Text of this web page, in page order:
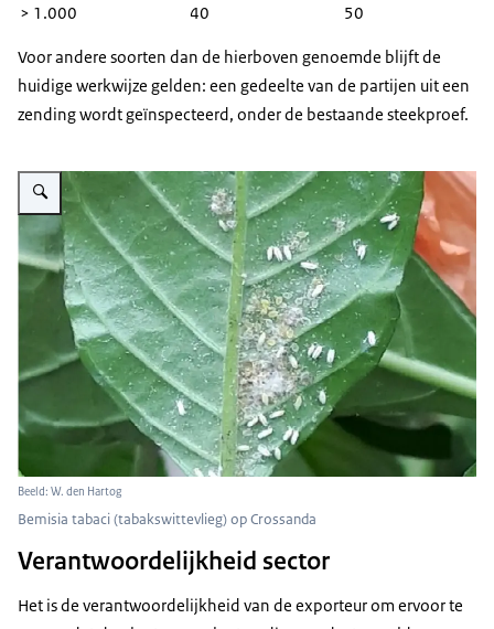
> 1.000
40 50
Voor andere soorten dan de hierboven genoemde blijft de
huidige werkwijze gelden: een gedeelte van de partijen uit een
zending wordt geïnspecteerd, onder de bestaande steekproef.
Vergroot afbeelding Bemisia tabaci (tabakswittevlieg) op Crossanda
Beeld: W. den Hartog
Bemisia tabaci (tabakswittevlieg) op Crossanda
Verantwoordelijkheid sector
Het is de verantwoordelijkheid van de exporteur om ervoor te